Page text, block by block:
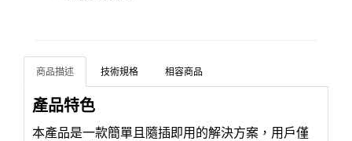
商品描述 技術規格 相容商品
產品特色
本產品是一款簡單且隨插即用的解決方案， 用戶僅